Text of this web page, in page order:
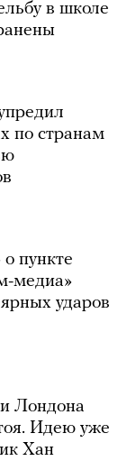
в школе
по странам
пункте
медиа»
ударов
Лондона
Идею уже
Хан